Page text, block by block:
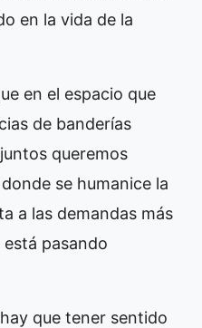
en la vida de la
en el espacio que
de banderías
queremos
se humanice la
a las demandas más
pasando
que tener sentido